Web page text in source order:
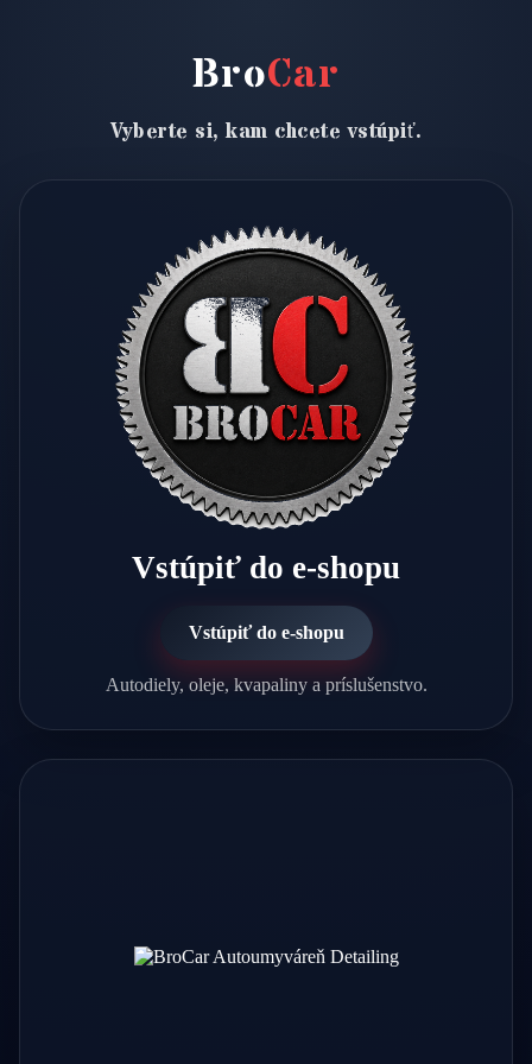
BroCar
Vyberte si, kam chcete vstúpiť.
Vstúpiť do e-shopu
Vstúpiť do e-shopu
Autodiely, oleje, kvapaliny a príslušenstvo.